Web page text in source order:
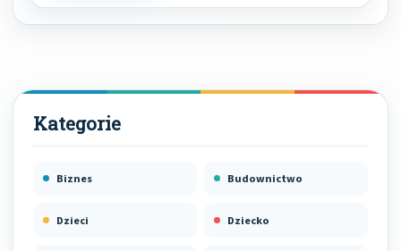
Biznes Budownictwo
Dzieci Dziecko